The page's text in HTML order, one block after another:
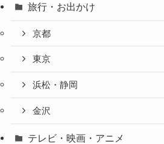
旅行・お出かけ
京都
東京
浜松・静岡
金沢
テレビ・映画・アニメ